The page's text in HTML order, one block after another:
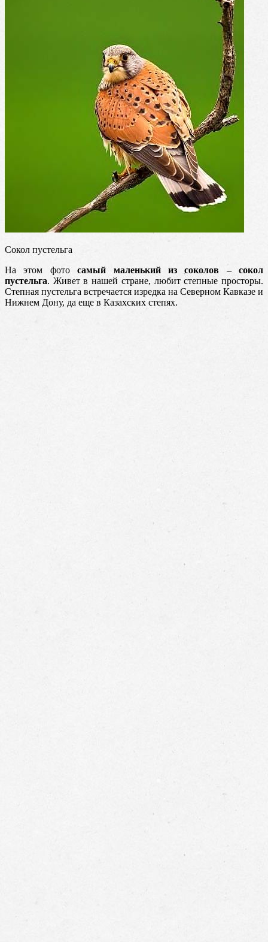
Сокол пустельга
На этом фотосамый маленький из соколов – сокол
пустельга. Живет в нашей стране, любит степные просторы.
Степная пустельга встречается изредка на Северном Кавказе и
Нижнем Дону, да еще в Казахских степях.